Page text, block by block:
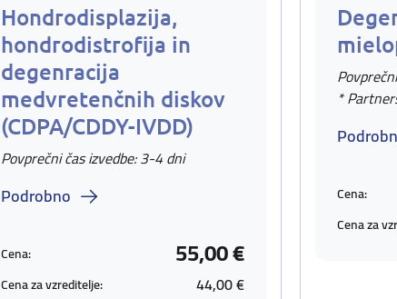
Hondrodisplazija,
hondrodistrofija in
degenracija
medvretenčnih diskov
(CDPA/CDDY-IVDD)
Povprečni čas izvedbe: 3-4 dni
Podrobno
Cena: 55,00 €
Cena za vzreditelje: 44,00 €
*
Cena:
Cena za